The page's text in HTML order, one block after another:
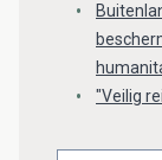
"Veilig